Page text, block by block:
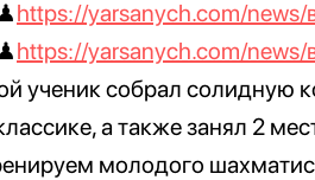
https://yarsanych.com/
https://yarsanych.com/
ученик собрал солидную
а также занял 2
молодого